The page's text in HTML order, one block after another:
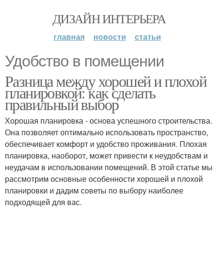
ДИЗАЙН ИНТЕРЬЕРА
главная новости статьи
Удобство в помещении
Разница между хорошей и плохой
планировкой: как сделать
правильный выбор
Хорошая планировка - основа успешного строительства.
Она позволяет оптимально использовать пространство,
обеспечивает комфорт и удобство проживания. Плохая
планировка, наоборот, может привести к неудобствам и
неудачам в использовании помещений. В этой статье мы
рассмотрим основные особенности хорошей и плохой
планировки и дадим советы по выбору наиболее
подходящей для вас.